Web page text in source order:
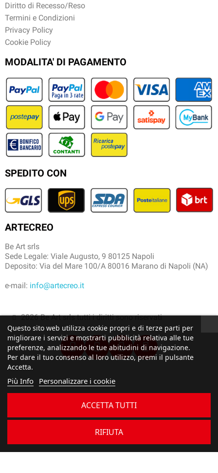
Diritto di Recesso/Reso
Termini e Condizioni
Privacy Policy
Cookie Policy
MODALITA' DI PAGAMENTO
SPEDITO CON
ARTECREO
Be Art srls
Sede Legale: Viale Augusto, 9 80125 Napoli
Deposito: Via del Mare 100/A 80016 Marano di Napoli (NA)
e-mail: info@artecreo.it
2026 Be Art srls tutti i diritti sono riservati
Questo sito web utilizza cookie propri e di terze parti per
migliorare i servizi e mostrarti pubblicità relativa alle tue
preferenze, analizzando le tue abitudini di navigazione.
Per dare il tuo consenso al loro utilizzo, premi il pulsante
Accetta.
Più Info Personalizzare i cookie
RIFIUTA
ACCETTA TUTTI